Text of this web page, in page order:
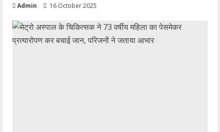
Admin 16 October 2025